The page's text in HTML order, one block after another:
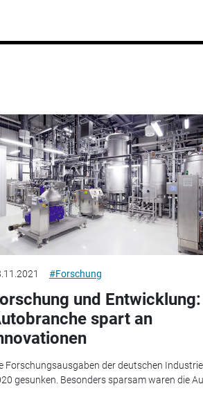
#Forschung
und Entwicklung:
spart an
Forschungsausgaben der deutschen
gesunken. Besonders sparsam waren die